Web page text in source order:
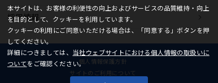
本サイトは、お客様の利便性の向上およびサービスの品質維持・向上
を目的として、クッキーを利用しています。
クッキーの利用にご同意いただける場合は、「同意する」ボタンを押
してください。
詳細につきましては、 当社ウェブサイトにおける個人情報の取扱いに
ついてをご確認ください。
採用情報
個人情報保護方針
サイトのご利用について